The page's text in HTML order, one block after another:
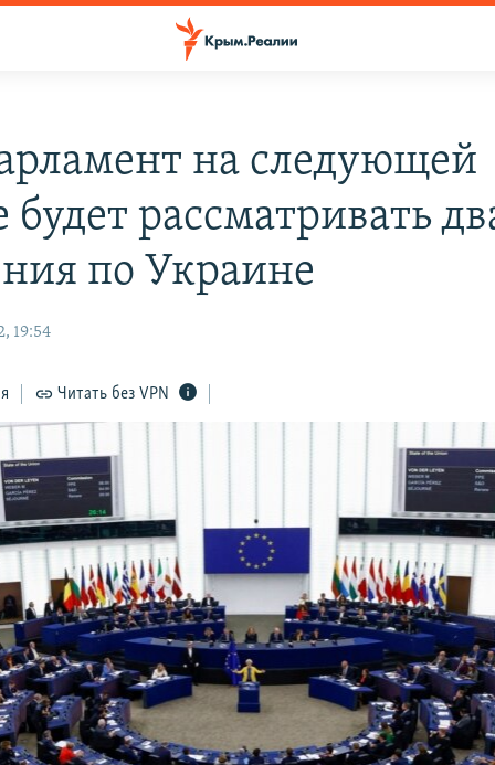
на следующей
будет рассматривать
по Украине
19:54
Читать без VPN